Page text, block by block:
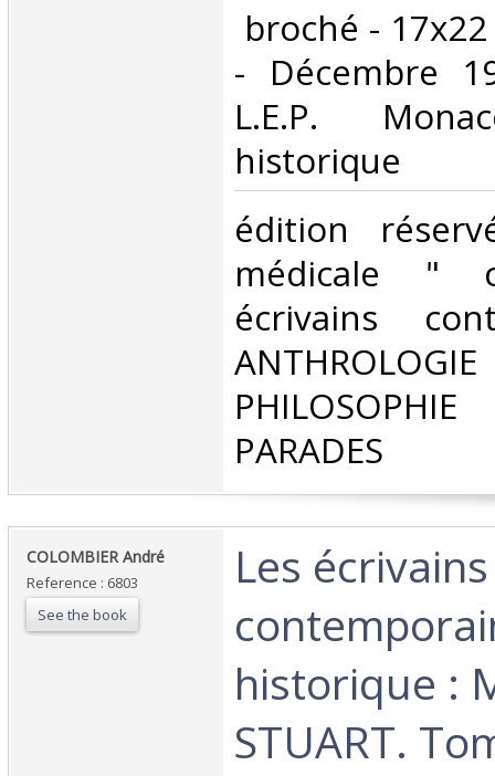
broché -
- Décembre
L.E.P.
historique‎
‎édition
médicale "
écrivains
PHILOSOPHIE
PARADES‎
‎COLOMBIER André‎
Reference : 6803
See the book
‎Les écrivains
historique :
STUART.